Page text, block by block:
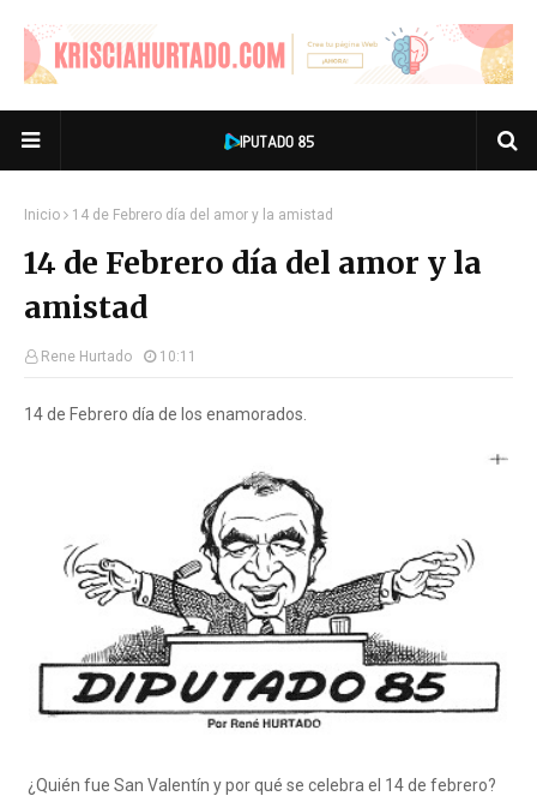
Inicio 14 de Febrero día del amor y la amistad
14 de Febrero día del amor y la
amistad
Rene Hurtado 10:11
14 de Febrero día de los enamorados.
¿Quién fue San Valentín y por qué se celebra el 14 de febrero?